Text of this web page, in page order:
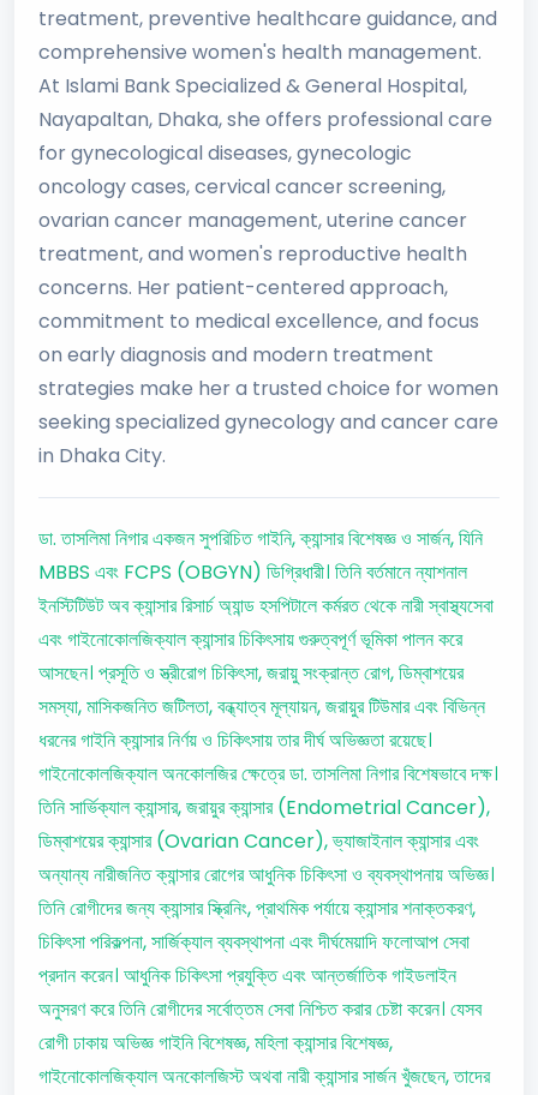
treatment, preventive healthcare guidance, and
comprehensive women's health management.
At Islami Bank Specialized & General Hospital,
Nayapaltan, Dhaka, she offers professional care
for gynecological diseases, gynecologic
oncology cases, cervical cancer screening,
ovarian cancer management, uterine cancer
treatment, and women's reproductive health
concerns. Her patient-centered approach,
commitment to medical excellence, and focus
on early diagnosis and modern treatment
strategies make her a trusted choice for women
seeking specialized gynecology and cancer care
in Dhaka City.
ডা. তাসলিমা নিগার একজন সুপরিচিত গাইনি, ক্যান্সার বিশেষজ্ঞ ও সার্জন, যিনি
MBBS এবং FCPS (OBGYN) ডিগ্রিধারী। তিনি বর্তমানে ন্যাশনাল
ইনস্টিটিউট অব ক্যান্সার রিসার্চ অ্যান্ড হসপিটালে কর্মরত থেকে নারী স্বাস্থ্যসেবা
এবং গাইনোকোলজিক্যাল ক্যান্সার চিকিৎসায় গুরুত্বপূর্ণ ভূমিকা পালন করে
আসছেন। প্রসূতি ও স্ত্রীরোগ চিকিৎসা, জরায়ু সংক্রান্ত রোগ, ডিম্বাশয়ের
সমস্যা, মাসিকজনিত জটিলতা, বন্ধ্যাত্ব মূল্যায়ন, জরায়ুর টিউমার এবং বিভিন্ন
ধরনের গাইনি ক্যান্সার নির্ণয় ও চিকিৎসায় তার দীর্ঘ অভিজ্ঞতা রয়েছে।
গাইনোকোলজিক্যাল অনকোলজির ক্ষেত্রে ডা. তাসলিমা নিগার বিশেষভাবে দক্ষ।
তিনি সার্ভিক্যাল ক্যান্সার, জরায়ুর ক্যান্সার (Endometrial Cancer),
ডিম্বাশয়ের ক্যান্সার (Ovarian Cancer), ভ্যাজাইনাল ক্যান্সার এবং
অন্যান্য নারীজনিত ক্যান্সার রোগের আধুনিক চিকিৎসা ও ব্যবস্থাপনায় অভিজ্ঞ।
তিনি রোগীদের জন্য ক্যান্সার স্ক্রিনিং, প্রাথমিক পর্যায়ে ক্যান্সার শনাক্তকরণ,
চিকিৎসা পরিকল্পনা, সার্জিক্যাল ব্যবস্থাপনা এবং দীর্ঘমেয়াদি ফলোআপ সেবা
প্রদান করেন। আধুনিক চিকিৎসা প্রযুক্তি এবং আন্তর্জাতিক গাইডলাইন
অনুসরণ করে তিনি রোগীদের সর্বোত্তম সেবা নিশ্চিত করার চেষ্টা করেন। যেসব
রোগী ঢাকায় অভিজ্ঞ গাইনি বিশেষজ্ঞ, মহিলা ক্যান্সার বিশেষজ্ঞ,
গাইনোকোলজিক্যাল অনকোলজিস্ট অথবা নারী ক্যান্সার সার্জন খুঁজছেন, তাদের